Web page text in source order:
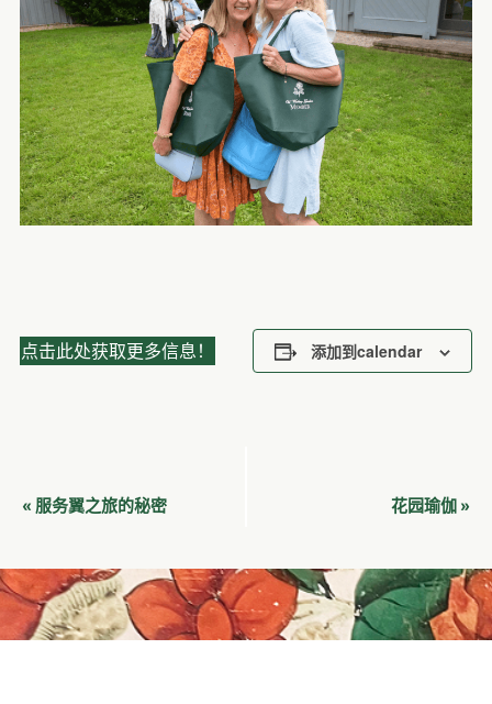
点击此处获取更多信息！ 添加到calendar
活
导
航
« 服务翼之旅的秘密 花园瑜伽 »